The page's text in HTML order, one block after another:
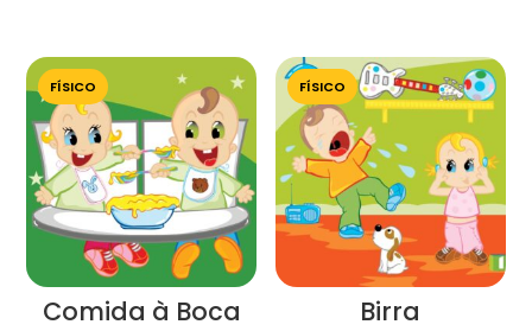
FÍSICO
Comida à Boca
FÍSICO
Birra